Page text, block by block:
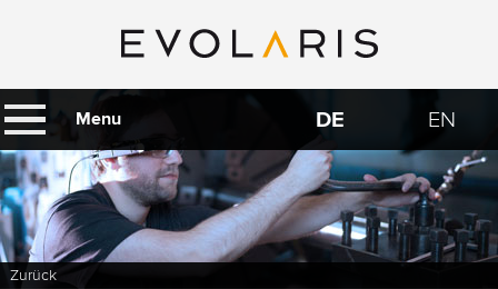
DE EN
Menu
Zurück